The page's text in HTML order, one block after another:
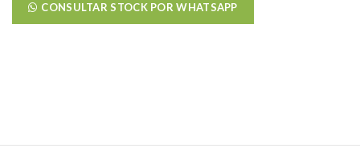
CONSULTAR STOCK POR WHATSAPP